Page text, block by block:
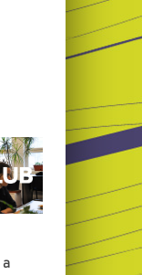
a